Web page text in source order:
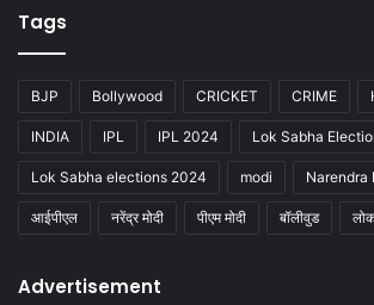
Tags
BJP Bollywood CRICKET CRIME
INDIA IPL IPL 2024 Lok Sabha
Lok Sabha elections 2024 modi Narendra
आईपीएल नरेंद्र मोदी पीएम मोदी बॉलीवुड
Advertisement